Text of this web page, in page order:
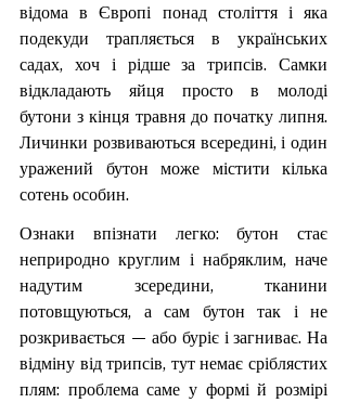
відома в Європі понад століття і яка
подекуди трапляється в українських
садах, хоч і рідше за трипсів. Самки
відкладають яйця просто в молоді
бутони з кінця травня до початку липня.
Личинки розвиваються всередині, і один
уражений бутон може містити кілька
сотень особин.
Ознаки впізнати легко: бутон стає
неприродно круглим і набряклим, наче
надутим зсередини, тканини
потовщуються, а сам бутон так і не
розкривається — або буріє і загниває. На
відміну від трипсів, тут немає сріблястих
плям: проблема саме у формі й розмірі